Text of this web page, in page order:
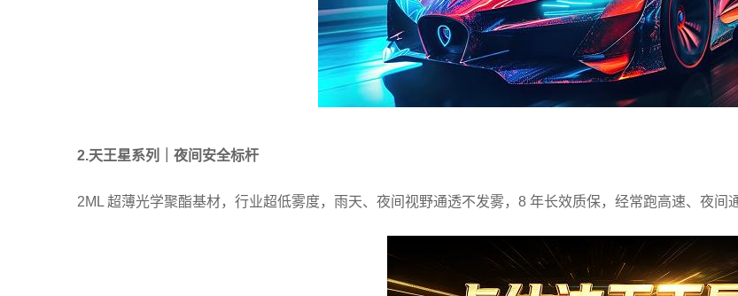
2.天王星系列｜夜间安全标杆
2ML 超薄光学聚酯基材，行业超低雾度，雨天、夜间视野通透不发雾，8 年长效质保，经常跑高速、夜间